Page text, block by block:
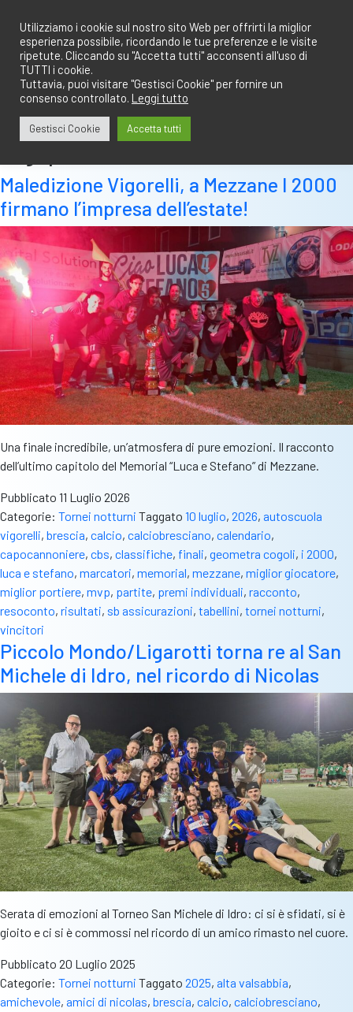
contenuto
Maledizione Vigorelli, a Mezzane I 2000
firmano l’impresa dell’estate!
Una finale incredibile, un’atmosfera di pure emozioni. Il racconto
dell’ultimo capitolo del Memorial “Luca e Stefano” di Mezzane.
Pubblicato 11 Luglio 2026
Categorie: Tornei notturni Taggato 10 luglio, 2026, autoscuola
vigorelli, brescia, calcio, calciobresciano, calendario,
capocannoniere, cbs, classifiche, finali, geometra cogoli, i 2000,
luca e stefano, marcatori, memorial, mezzane, miglior giocatore,
miglior portiere, mvp, partite, premi individuali, racconto,
resoconto, risultati, sb assicurazioni, tabellini, tornei notturni,
vincitori
Piccolo Mondo/Ligarotti torna re al San
Michele di Idro, nel ricordo di Nicolas
Serata di emozioni al Torneo San Michele di Idro: ci si è sfidati, si è
gioito e ci si è commossi nel ricordo di un amico rimasto nel cuore.
Pubblicato 20 Luglio 2025
Categorie: Tornei notturni Taggato 2025, alta valsabbia,
amichevole, amici di nicolas, brescia, calcio, calciobresciano,
Utilizziamo i cookie sul nostro sito Web per offrirti la miglior
esperienza possibile, ricordando le tue preferenze e le visite
ripetute. Cliccando su "Accetta tutti" acconsenti all'uso di
TUTTI i cookie.
Tuttavia, puoi visitare "Gestisci Cookie" per fornire un
consenso controllato. Leggi tutto
Gestisci Cookie Accetta tutti